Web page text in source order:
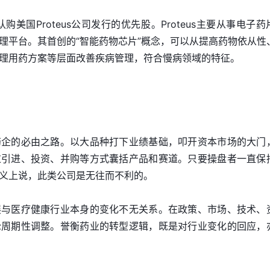
购美国Proteus公司发行的优先股。Proteus主要从事电子药
平台。其首创的“智能药物芯片”概念，可以从提高药物依从性
用药方案等层面改善疾病管理，符合慢病领域的特征。
的必由之路。以大品种打下业绩基础，叩开资本市场的大门
进、投资、并购等方式囊括产品和赛道。只要操盘者一直保
上说，此类公司是无往而不利的。
医疗健康行业本身的变化不无关系。在政策、市场、技术、
期性调整。誉衡药业的转型逻辑，既是对行业变化的回应，